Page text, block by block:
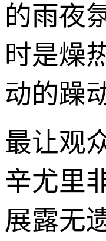
的雨夜
时是燥
动的躁
最让观
辛尤里
展露无